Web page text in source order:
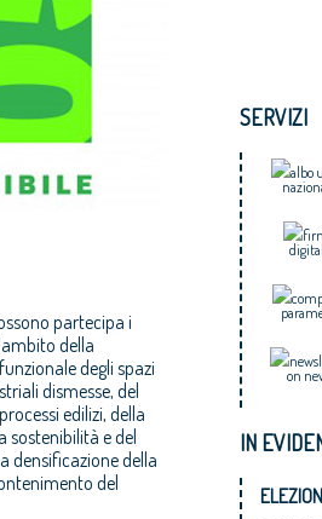
partecipa i
della
degli spazi
dismesse, del
edilizi, della
sostenibilità e del
densificazione della
del
SERVIZI
albo
on
IN